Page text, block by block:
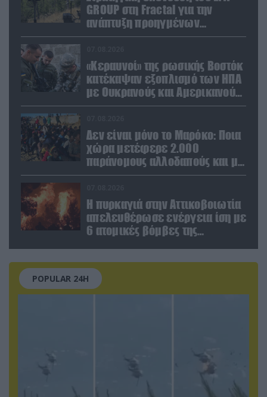
GROUP στη Fractal για την
ανάπτυξη προηγμένων
αμυντικών τεχνολογιών σε
«Κεραυνοί» της ρωσικής Βοστόκ
κατέκαψαν εξοπλισμό των ΗΠΑ
με Ουκρανούς και Αμερικανούς
μισθοφόρους – Δείτε βίντεο
Δεν είναι μόνο το Μαρόκο: Ποια
χώρα μετέφερε 2.000
παράνομους αλλοδαπούς και με
ναρκωτικά στην Ισπανία
Η πυρκαγιά στην Αττικοβοιωτία
απελευθέρωσε ενέργεια ίση με
6 ατομικές βόμβες της
POPULAR 24H